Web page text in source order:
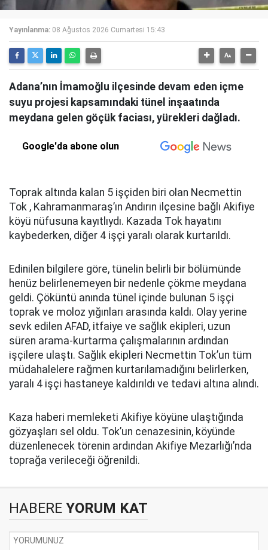
Yayınlanma: 08 Ağustos 2026 Cumartesi 15:43
Adana’nın İmamoğlu ilçesinde devam eden içme
suyu projesi kapsamındaki tünel inşaatında
meydana gelen göçük faciası, yürekleri dağladı.
Google'da abone olun
Toprak altında kalan 5 işçiden biri olan Necmettin
Tok , Kahramanmaraş’ın Andırın ilçesine bağlı Akifiye
köyü nüfusuna kayıtlıydı. Kazada Tok hayatını
kaybederken, diğer 4 işçi yaralı olarak kurtarıldı.
Edinilen bilgilere göre, tünelin belirli bir bölümünde
henüz belirlenemeyen bir nedenle çökme meydana
geldi. Çöküntü anında tünel içinde bulunan 5 işçi
toprak ve moloz yığınları arasında kaldı. Olay yerine
sevk edilen AFAD, itfaiye ve sağlık ekipleri, uzun
süren arama-kurtarma çalışmalarının ardından
işçilere ulaştı. Sağlık ekipleri Necmettin Tok’un tüm
müdahalelere rağmen kurtarılamadığını belirlerken,
yaralı 4 işçi hastaneye kaldırıldı ve tedavi altına alındı.
Kaza haberi memleketi Akifiye köyüne ulaştığında
gözyaşları sel oldu. Tok’un cenazesinin, köyünde
düzenlenecek törenin ardından Akifiye Mezarlığı’nda
toprağa verileceği öğrenildi.
HABERE YORUM KAT